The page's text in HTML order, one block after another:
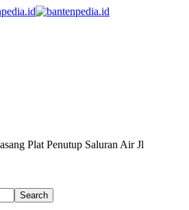
Plat Penutup Saluran Air Jl